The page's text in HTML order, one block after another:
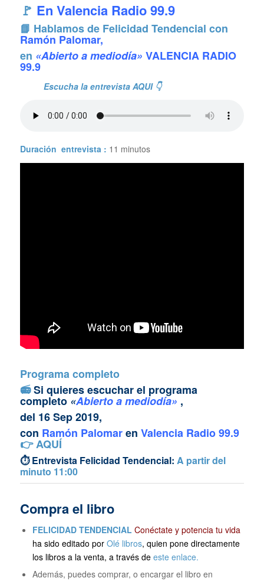
🚩 En Valencia Radio 99.9
📘 Hablamos de Felicidad Tendencial con
Ramón Palomar,
en «Abierto a mediodía» VALENCIA RADIO
99.9
Escucha la entrevista AQUI 👇
Duración entrevista : 11 minutos
Programa completo
📻Si quieres escuchar el programa
completo «Abierto a mediodía» ,
del 16 Sep 2019,
con Ramón Palomaren Valencia Radio 99.9
👉AQUÍ
⏱ Entrevista Felicidad Tendencial: A partir del
minuto 11:00
Compra el libro
FELICIDAD TENDENCIAL Conéctate y potencia tu vida
ha sido editado por Olé libros, quien pone directamente
los libros a la venta, a través de este enlace.
Además, puedes comprar, o encargar el libro en